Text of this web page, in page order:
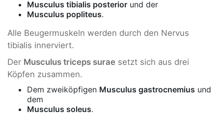
Musculus tibialis posterior und der
Musculus popliteus.
Alle Beugermuskeln werden durch den Nervus
tibialis innerviert.
Der Musculus triceps surae setzt sich aus drei
Köpfen zusammen.
Dem zweiköpfigen Musculus gastrocnemius und
dem
Musculus soleus.